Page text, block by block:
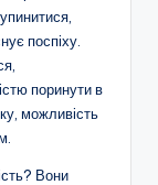
поспіху.
поринути в
можливість
Вони